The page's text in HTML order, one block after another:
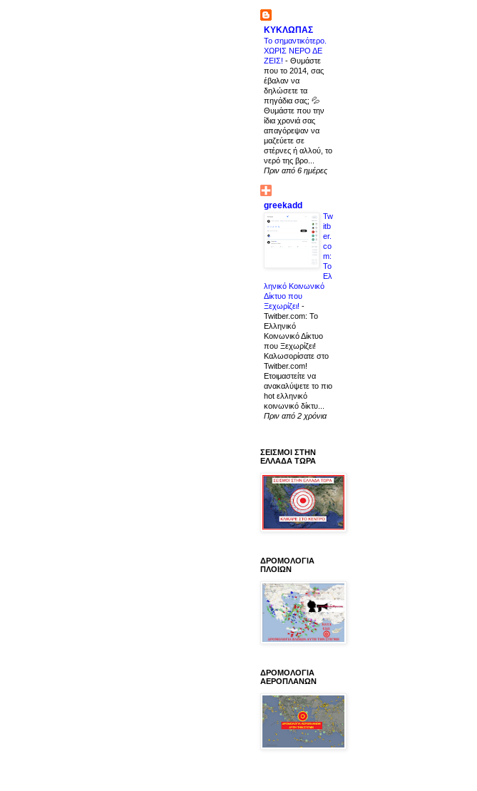
ΚΥΚΛΩΠΑΣ
Το σημαντικότερο.
ΧΩΡΙΣ ΝΕΡΟ ΔΕ
ΖΕΙΣ! - Θυμάστε
που το 2014, σας
έβαλαν να
δηλώσετε τα
πηγάδια σας; 💦
Θυμάστε που την
ίδια χρονιά σας
απαγόρεψαν να
μαζεύετε σε
στέρνες ή αλλού, το
νερό της βρο...
Πριν από 6 ημέρες
greekadd
Tw
itb
er.
co
m:
Το
Ελ
ληνικό Κοινωνικό
Δίκτυο που
Ξεχωρίζει! -
Twitber.com: Το
Ελληνικό
Κοινωνικό Δίκτυο
που Ξεχωρίζει!
Καλωσορίσατε στο
Twitber.com!
Ετοιμαστείτε να
ανακαλύψετε το πιο
hot ελληνικό
κοινωνικό δίκτυ...
Πριν από 2 χρόνια
ΣΕΙΣΜΟΙ ΣΤΗΝ
ΕΛΛΑΔΑ ΤΩΡΑ
ΔΡΟΜΟΛΟΓΙΑ
ΠΛΟΙΩΝ
ΔΡΟΜΟΛΟΓΙΑ
ΑΕΡΟΠΛΑΝΩΝ